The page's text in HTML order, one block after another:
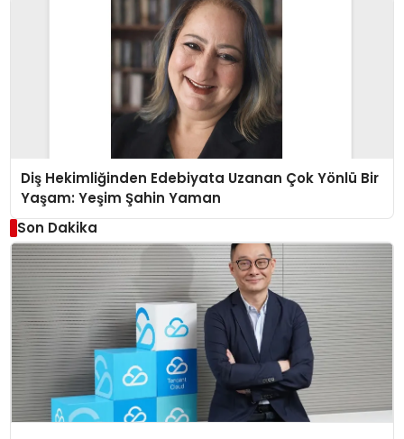
Diş Hekimliğinden Edebiyata Uzanan Çok Yönlü Bir
Yaşam: Yeşim Şahin Yaman
Son Dakika